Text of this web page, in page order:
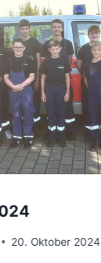
20. Oktober 2024